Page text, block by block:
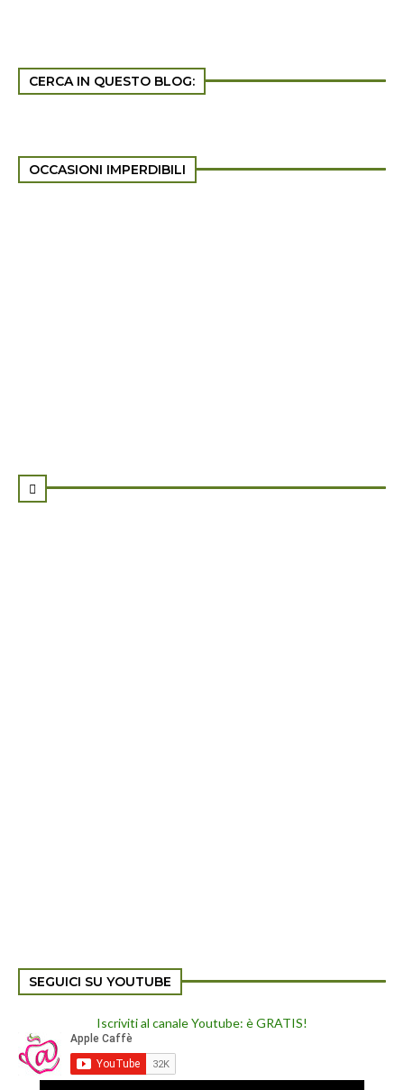
CERCA IN QUESTO BLOG:
OCCASIONI IMPERDIBILI

SEGUICI SU YOUTUBE
Iscriviti al canale Youtube: è GRATIS!